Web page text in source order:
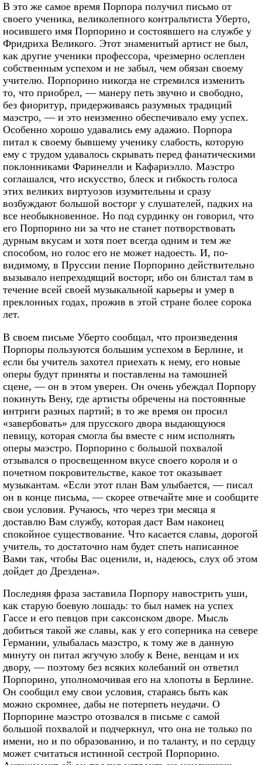
В это же самое время Порпора получил письмо от
своего ученика, великолепного контральтиста Уберто,
носившего имя Порпорино и состоявшего на службе у
Фридриха Великого. Этот знаменитый артист не был,
как другие ученики профессора, чрезмерно ослеплен
собственным успехом и не забыл, чем обязан своему
учителю. Порпорино никогда не стремился изменить
то, что приобрел, — манеру петь звучно и свободно,
без фиоритур, придерживаясь разумных традиций
маэстро, — и это неизменно обеспечивало ему успех.
Особенно хорошо удавались ему адажио. Порпора
питал к своему бывшему ученику слабость, которую
ему с трудом удавалось скрывать перед фанатическими
поклонниками Фаринелли и Кафариэлло. Маэстро
соглашался, что искусство, блеск и гибкость голоса
этих великих виртуозов изумительны и сразу
возбуждают большой восторг у слушателей, падких на
все необыкновенное. Но под сурдинку он говорил, что
его Порпорино ни за что не станет потворствовать
дурным вкусам и хотя поет всегда одним и тем же
способом, но голос его не может надоесть. И, по-
видимому, в Пруссии пение Порпорино действительно
вызывало непреходящий восторг, ибо он блистал там в
течение всей своей музыкальной карьеры и умер в
преклонных годах, прожив в этой стране более сорока
лет.
В своем письме Уберто сообщал, что произведения
Порпоры пользуются большим успехом в Берлине, и
если бы учитель захотел приехать к нему, его новые
оперы будут приняты и поставлены на тамошней
сцене, — он в этом уверен. Он очень убеждал Порпору
покинуть Вену, где артисты обречены на постоянные
интриги разных партий; в то же время он просил
«завербовать» для прусского двора выдающуюся
певицу, которая смогла бы вместе с ним исполнять
оперы маэстро. Порпорино с большой похвалой
отзывался о просвещенном вкусе своего короля и о
почетном покровительстве, какое тот оказывает
музыкантам. «Если этот план Вам улыбается, — писал
он в конце письма, — скорее отвечайте мне и сообщите
свои условия. Ручаюсь, что через три месяца я
доставлю Вам службу, которая даст Вам наконец
спокойное существование. Что касается славы, дорогой
учитель, то достаточно нам будет спеть написанное
Вами так, чтобы Вас оценили, и, надеюсь, слух об этом
дойдет до Дрездена».
Последняя фраза заставила Порпору навострить уши,
как старую боевую лошадь: то был намек на успех
Гассе и его певцов при саксонском дворе. Мысль
добиться такой же славы, как у его соперника на севере
Германии, улыбалась маэстро, к тому же в данную
минуту он питал жгучую злобу к Вене, венцам и их
двору, — поэтому без всяких колебаний он ответил
Порпорино, уполномочивая его на хлопоты в Берлине.
Он сообщил ему свои условия, стараясь быть как
можно скромнее, дабы не потерпеть неудачи. О
Порпорине маэстро отозвался в письме с самой
большой похвалой и подчеркнул, что она не только по
имени, но и по образованию, и по таланту, и по сердцу
может считаться истинной сестрой Порпорино.